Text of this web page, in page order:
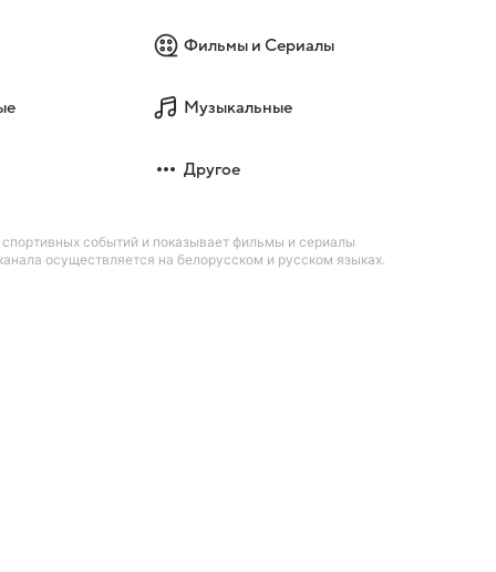
Фильмы и Сериалы
Музыкальные
Другое
событий и показывает фильмы и сериалы
осуществляется на белорусском и русском языках.